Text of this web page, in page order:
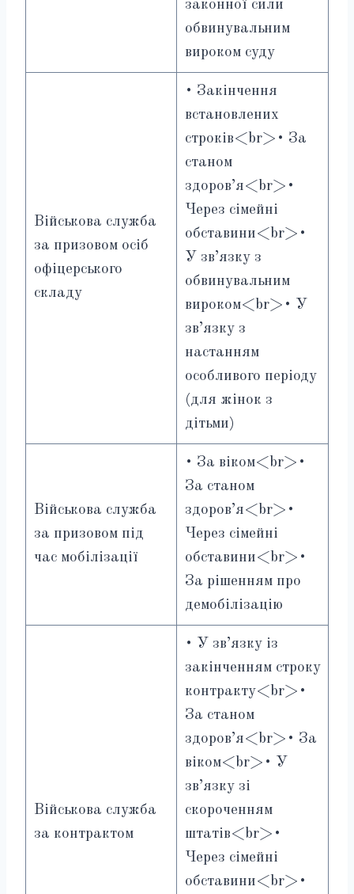
законної сили
обвинувальним
вироком суду
Військова служба
за призовом осіб
офіцерського
складу
• Закінчення
встановлених
строків<br>• За
станом
здоров’я<br>•
Через сімейні
обставини<br>•
У зв’язку з
обвинувальним
вироком<br>• У
зв’язку з
настанням
особливого періоду
(для жінок з
дітьми)
Військова служба
за призовом під
час мобілізації
• За віком<br>•
За станом
здоров’я<br>•
Через сімейні
обставини<br>•
За рішенням про
демобілізацію
Військова служба
за контрактом
• У зв’язку із
закінченням строку
контракту<br>•
За станом
здоров’я<br>• За
віком<br>• У
зв’язку зі
скороченням
штатів<br>•
Через сімейні
обставини<br>•